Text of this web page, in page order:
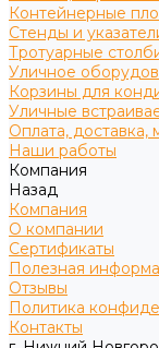
Контейнерные
Стенды и
Тротуарные
Уличное
Корзины для
Уличные
Оплата, доставка,
Наши работы
Компания
Назад
Компания
О компании
Сертификаты
Полезная
Отзывы
Политика
Контакты